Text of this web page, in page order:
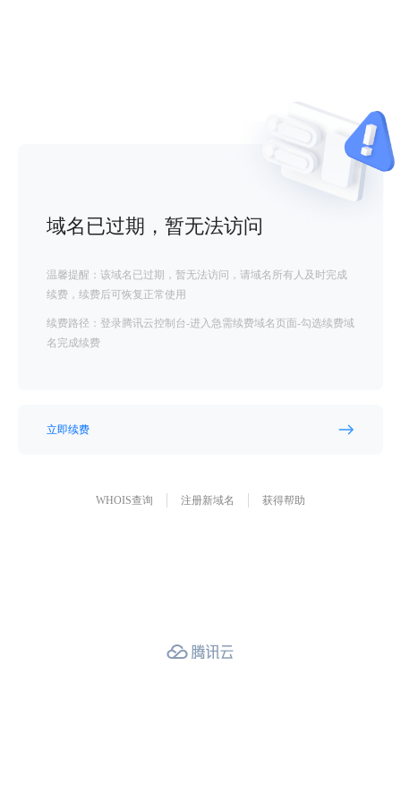
域名已过期，暂无法访问
温馨提醒：该域名已过期，暂无法访问，请域名所有人及时完成
续费，续费后可恢复正常使用
续费路径：登录腾讯云控制台-进入急需续费域名页面-勾选续费域
名完成续费
立即续费
WHOIS查询 注册新域名 获得帮助